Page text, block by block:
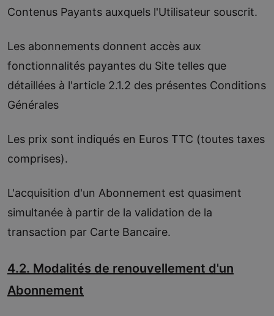
Contenus Payants auxquels l'Utilisateur souscrit.
Les abonnements donnent accès aux
fonctionnalités payantes du Site telles que
détaillées à l'article 2.1.2 des présentes Conditions
Générales
Les prix sont indiqués en Euros TTC (toutes taxes
comprises).
L'acquisition d'un Abonnement est quasiment
simultanée à partir de la validation de la
transaction par Carte Bancaire.
4.2. Modalités de renouvellement d'un
Abonnement